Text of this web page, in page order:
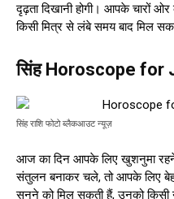
दृढ़ता दिखानी होगी। आपके चारों
किसी मित्र से लंबे समय बाद मिल
सिंह Horoscope for
सिंह राशि फोटो ब्लैकआउट न्यूज़
आज का दिन आपके लिए खुशनुमा
संतुलन बनाकर चले, तो आपके लिए
सुनने को मिल सकती हैं, उनको किसी